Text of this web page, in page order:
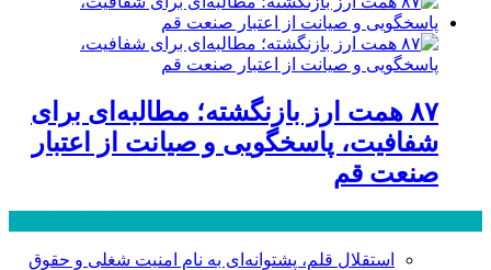
۸۷ همت ارز بازنگشته؛ مطالبه‌ای برای
شفافیت، پاسخگویی و صیانت از اعتبار
صنعت قم
استقلال قلم، پشتوانه‌ای به نام امنیت شغلی و حقوق